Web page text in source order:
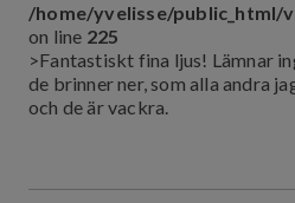
/home/yvelisse/public_html/
on line 225
>Fantastiskt fina ljus! Lämnar
de brinner ner, som alla andra
och de är vackra.